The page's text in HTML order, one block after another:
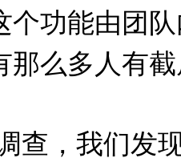
个功能由团
那么多人有
，我们发